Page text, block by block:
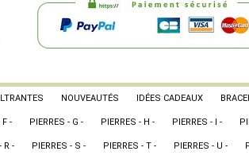
NOUVEAUTÉS IDÉES CADEAUX
F - PIERRES - G - PIERRES - H - PIERRES - I -
R - PIERRES - S - PIERRES - T - PIERRES - U -